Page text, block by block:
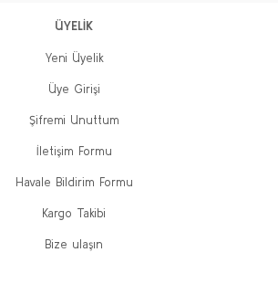
ÜYELİK
Yeni Üyelik
Üye Girişi
Şifremi Unuttum
İletişim Formu
Havale Bildirim Formu
Kargo Takibi
Bize ulaşın